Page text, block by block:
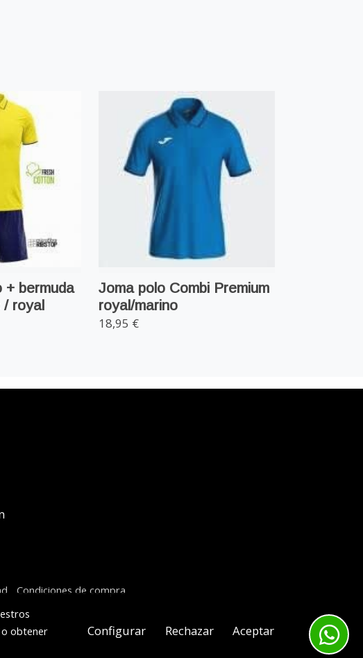
+ bermuda
royal
Joma polo Combi Premium
royal/marino
18,95 €
Condiciones de compra
o obtener
Configurar Rechazar Aceptar